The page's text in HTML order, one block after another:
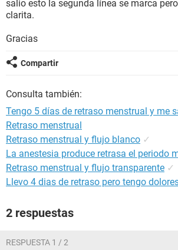
GLOSARIO
salio esto la segunda línea se marca
clarita.
Gracias
Compartir
Consulta también:
Tengo 5 días de retraso menstrual y me
Retraso menstrual
Retraso menstrual y flujo blanco ✓
La anestesia produce retrasa el periodo
Retraso menstrual y flujo transparente ✓
Llevo 4 dias de retraso pero tengo
2 respuestas
RESPUESTA 1 / 2